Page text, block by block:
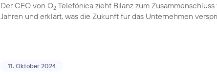
Der CEO von O2 Telefónica zieht Bilanz zum
Jahren und erklärt, was die Zukunft für das Unternehmen
11. Oktober 2024